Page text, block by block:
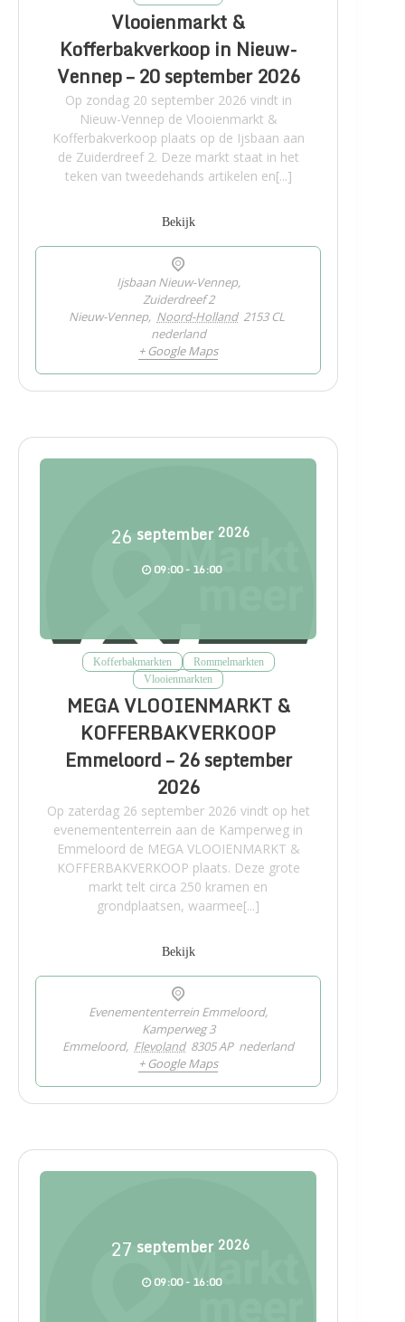
Vlooienmarkt &
Kofferbakverkoop in Nieuw-
Vennep – 20 september 2026
Op zondag 20 september 2026 vindt in
Nieuw-Vennep de Vlooienmarkt &
Kofferbakverkoop plaats op de Ijsbaan aan
de Zuiderdreef 2. Deze markt staat in het
teken van tweedehands artikelen en[...]
Bekijk
Ijsbaan Nieuw-Vennep,
Zuiderdreef 2
Nieuw-Vennep, Noord-Holland 2153 CL
nederland
+ Google Maps
26 september 2026
09:00 - 16:00
Kofferbakmarkten
Rommelmarkten
Vlooienmarkten
MEGA VLOOIENMARKT &
KOFFERBAKVERKOOP
Emmeloord – 26 september
2026
Op zaterdag 26 september 2026 vindt op het
evenemententerrein aan de Kamperweg in
Emmeloord de MEGA VLOOIENMARKT &
KOFFERBAKVERKOOP plaats. Deze grote
markt telt circa 250 kramen en
grondplaatsen, waarmee[...]
Bekijk
Evenemententerrein Emmeloord,
Kamperweg 3
Emmeloord, Flevoland 8305 AP nederland
+ Google Maps
27 september 2026
09:00 - 16:00